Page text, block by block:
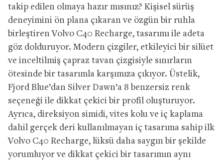
takip edilen olmaya hazır mısınız? Kişisel sürüş
deneyimini ön plana çıkaran ve özgün bir ruhla
birleştiren Volvo C40 Recharge, tasarımı ile adeta
göz dolduruyor. Modern çizgiler, etkileyici bir silüet
ve inceltilmiş çapraz tavan çizgisiyle sınırların
ötesinde bir tasarımla karşımıza çıkıyor. Üstelik,
Fjord Blue’dan Silver Dawn’a 8 benzersiz renk
seçeneği ile dikkat çekici bir profil oluşturuyor.
Ayrıca, direksiyon simidi, vites kolu ve iç kaplama
dahil gerçek deri kullanılmayan iç tasarıma sahip ilk
Volvo C40 Recharge, lüksü daha saygın bir şekilde
yorumluyor ve dikkat çekici bir tasarımın aynı